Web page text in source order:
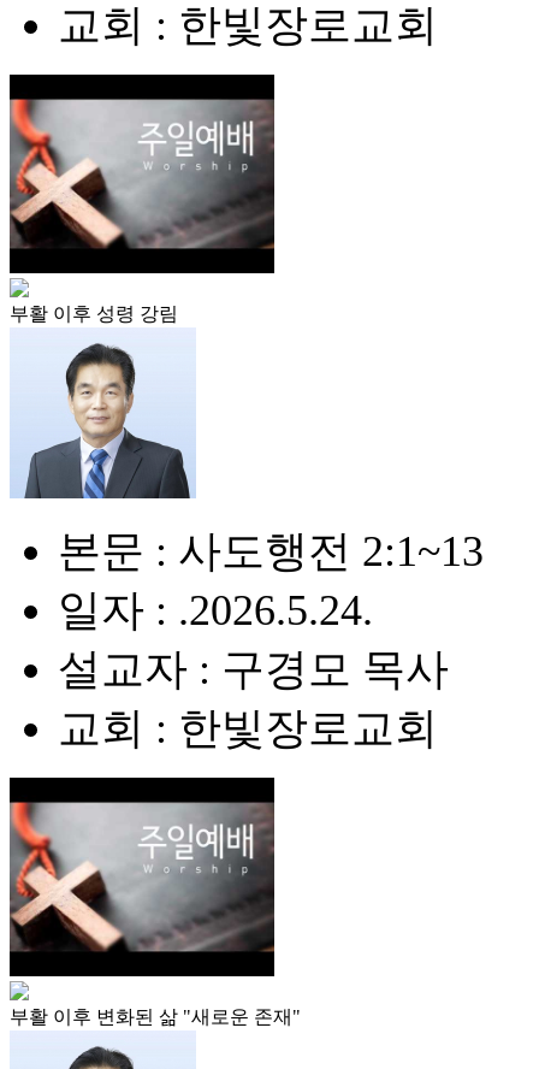
교회 : 한빛장로교회
부활 이후 성령 강림
본문 : 사도행전 2:1~13
일자 : .2026.5.24.
설교자 : 구경모 목사
교회 : 한빛장로교회
부활 이후 변화된 삶 "새로운 존재"